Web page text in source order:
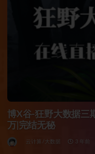
博X谷-狂野大数据三
万|完结无秘
云计算/大数据 3 年前